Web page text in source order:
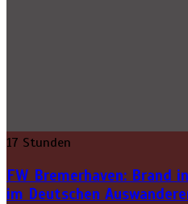
17 Stunden
FW Bremerhaven: Brand
im Deutschen